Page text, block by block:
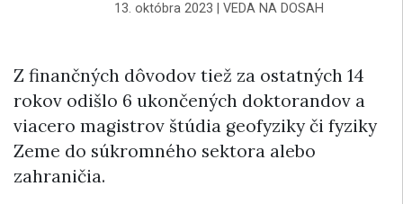
13. októbra 2023 VEDA NA DOSAH
Z finančných dôvodov tiež za ostatných 14
rokov odišlo 6 ukončených doktorandov a
viacero magistrov štúdia geofyziky či fyziky
Zeme do súkromného sektora alebo
zahraničia.